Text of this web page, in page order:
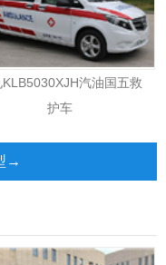
汽油国五救
护车
→